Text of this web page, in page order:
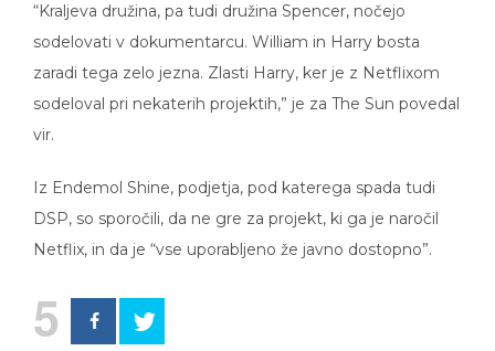
“Kraljeva družina, pa tudi družina Spencer, nočejo
sodelovati v dokumentarcu. William in Harry bosta
zaradi tega zelo jezna. Zlasti Harry, ker je z Netflixom
sodeloval pri nekaterih projektih,” je za The Sun povedal
vir.
Iz Endemol Shine, podjetja, pod katerega spada tudi
DSP, so sporočili, da ne gre za projekt, ki ga je naročil
Netflix, in da je “vse uporabljeno že javno dostopno”.
5